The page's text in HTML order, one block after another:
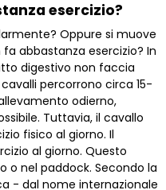
esercizio?
Oppure si muove
abbastanza esercizio? In
digestivo non faccia
percorrono circa 15-
odierno,
Tuttavia, il cavallo
fisico al giorno. Il
al giorno. Questo
o nel paddock. Secondo la
- dal nome internazionale